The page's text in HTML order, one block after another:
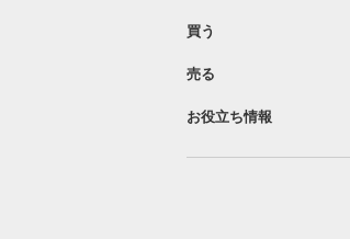
買う
売る
お役立ち情報